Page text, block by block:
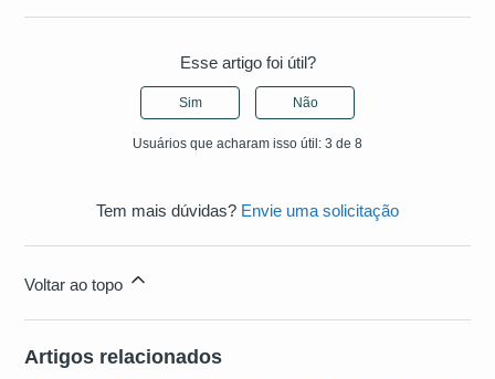
Esse artigo foi útil?
Sim Não
Usuários que acharam isso útil: 3 de 8
Tem mais dúvidas? Envie uma solicitação
Voltar ao topo
Artigos relacionados